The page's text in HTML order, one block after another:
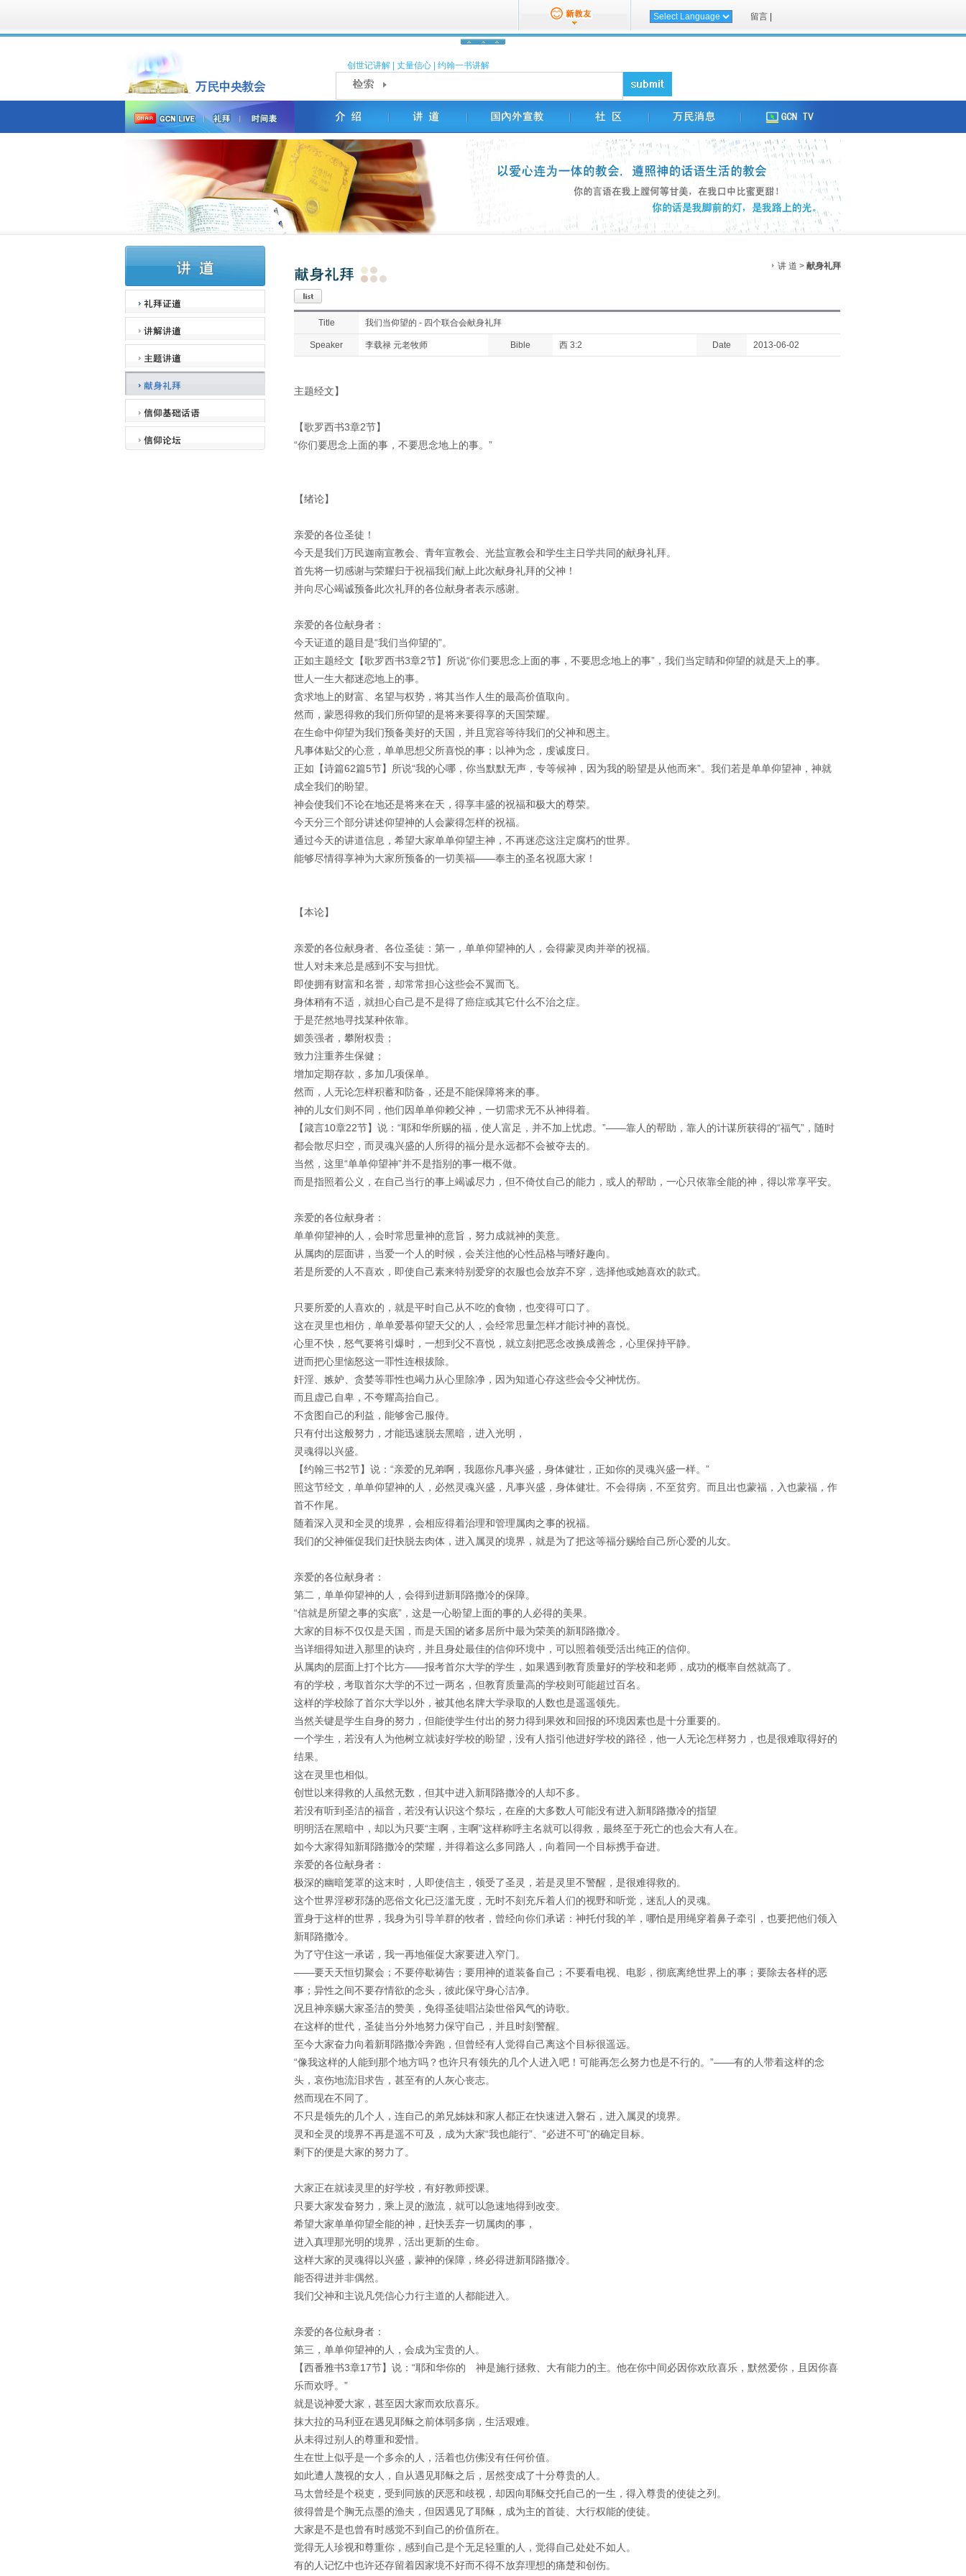
留言
创世记讲解 丈量信心 约翰一书讲解
讲 道 > 献身礼拜
Title 我们当仰望的 - 四个联合会献身礼拜
Speaker 李载禄 元老牧师 Bible 西 3:2 Date 2013-06-02
主题经文】
【歌罗西书3章2节】
“你们要思念上面的事，不要思念地上的事。”
【绪论】
亲爱的各位圣徒！
今天是我们万民迦南宣教会、青年宣教会、光盐宣教会和学生主日学共同的献身礼拜。
首先将一切感谢与荣耀归于祝福我们献上此次献身礼拜的父神！
并向尽心竭诚预备此次礼拜的各位献身者表示感谢。
亲爱的各位献身者：
今天证道的题目是“我们当仰望的”。
正如主题经文【歌罗西书3章2节】所说“你们要思念上面的事，不要思念地上的事”，我们当定睛和仰望的就是天上的事。
世人一生大都迷恋地上的事。
贪求地上的财富、名望与权势，将其当作人生的最高价值取向。
然而，蒙恩得救的我们所仰望的是将来要得享的天国荣耀。
在生命中仰望为我们预备美好的天国，并且宽容等待我们的父神和恩主。
凡事体贴父的心意，单单思想父所喜悦的事；以神为念，虔诚度日。
正如【诗篇62篇5节】所说“我的心哪，你当默默无声，专等候神，因为我的盼望是从他而来”。我们若是单单仰望神，神就
成全我们的盼望。
神会使我们不论在地还是将来在天，得享丰盛的祝福和极大的尊荣。
今天分三个部分讲述仰望神的人会蒙得怎样的祝福。
通过今天的讲道信息，希望大家单单仰望主神，不再迷恋这注定腐朽的世界。
能够尽情得享神为大家所预备的一切美福——奉主的圣名祝愿大家！
【本论】
亲爱的各位献身者、各位圣徒：第一，单单仰望神的人，会得蒙灵肉并举的祝福。
世人对未来总是感到不安与担忧。
即使拥有财富和名誉，却常常担心这些会不翼而飞。
身体稍有不适，就担心自己是不是得了癌症或其它什么不治之症。
于是茫然地寻找某种依靠。
媚羡强者，攀附权贵；
致力注重养生保健；
增加定期存款，多加几项保单。
然而，人无论怎样积蓄和防备，还是不能保障将来的事。
神的儿女们则不同，他们因单单仰赖父神，一切需求无不从神得着。
【箴言10章22节】说：“耶和华所赐的福，使人富足，并不加上忧虑。”——靠人的帮助，靠人的计谋所获得的“福气”，随时
都会散尽归空，而灵魂兴盛的人所得的福分是永远都不会被夺去的。
当然，这里“单单仰望神”并不是指别的事一概不做。
而是指照着公义，在自己当行的事上竭诚尽力，但不倚仗自己的能力，或人的帮助，一心只依靠全能的神，得以常享平安。
亲爱的各位献身者：
单单仰望神的人，会时常思量神的意旨，努力成就神的美意。
从属肉的层面讲，当爱一个人的时候，会关注他的心性品格与嗜好趣向。
若是所爱的人不喜欢，即使自己素来特别爱穿的衣服也会放弃不穿，选择他或她喜欢的款式。
只要所爱的人喜欢的，就是平时自己从不吃的食物，也变得可口了。
这在灵里也相仿，单单爱慕仰望天父的人，会经常思量怎样才能讨神的喜悦。
心里不快，怒气要将引爆时，一想到父不喜悦，就立刻把恶念改换成善念，心里保持平静。
进而把心里恼怒这一罪性连根拔除。
奸淫、嫉妒、贪婪等罪性也竭力从心里除净，因为知道心存这些会令父神忧伤。
而且虚己自卑，不夸耀高抬自己。
不贪图自己的利益，能够舍己服侍。
只有付出这般努力，才能迅速脱去黑暗，进入光明，
灵魂得以兴盛。
【约翰三书2节】说：“亲爱的兄弟啊，我愿你凡事兴盛，身体健壮，正如你的灵魂兴盛一样。”
照这节经文，单单仰望神的人，必然灵魂兴盛，凡事兴盛，身体健壮。不会得病，不至贫穷。而且出也蒙福，入也蒙福，作
首不作尾。
随着深入灵和全灵的境界，会相应得着治理和管理属肉之事的祝福。
我们的父神催促我们赶快脱去肉体，进入属灵的境界，就是为了把这等福分赐给自己所心爱的儿女。
亲爱的各位献身者：
第二，单单仰望神的人，会得到进新耶路撒冷的保障。
“信就是所望之事的实底”，这是一心盼望上面的事的人必得的美果。
大家的目标不仅仅是天国，而是天国的诸多居所中最为荣美的新耶路撒冷。
当详细得知进入那里的诀窍，并且身处最佳的信仰环境中，可以照着领受活出纯正的信仰。
从属肉的层面上打个比方——报考首尔大学的学生，如果遇到教育质量好的学校和老师，成功的概率自然就高了。
有的学校，考取首尔大学的不过一两名，但教育质量高的学校则可能超过百名。
这样的学校除了首尔大学以外，被其他名牌大学录取的人数也是遥遥领先。
当然关键是学生自身的努力，但能使学生付出的努力得到果效和回报的环境因素也是十分重要的。
一个学生，若没有人为他树立就读好学校的盼望，没有人指引他进好学校的路径，他一人无论怎样努力，也是很难取得好的
结果。
这在灵里也相似。
创世以来得救的人虽然无数，但其中进入新耶路撒冷的人却不多。
若没有听到圣洁的福音，若没有认识这个祭坛，在座的大多数人可能没有进入新耶路撒冷的指望
明明活在黑暗中，却以为只要“主啊，主啊”这样称呼主名就可以得救，最终至于死亡的也会大有人在。
如今大家得知新耶路撒冷的荣耀，并得着这么多同路人，向着同一个目标携手奋进。
亲爱的各位献身者：
极深的幽暗笼罩的这末时，人即使信主，领受了圣灵，若是灵里不警醒，是很难得救的。
这个世界淫秽邪荡的恶俗文化已泛滥无度，无时不刻充斥着人们的视野和听觉，迷乱人的灵魂。
置身于这样的世界，我身为引导羊群的牧者，曾经向你们承诺：神托付我的羊，哪怕是用绳穿着鼻子牵引，也要把他们领入
新耶路撒冷。
为了守住这一承诺，我一再地催促大家要进入窄门。
——要天天恒切聚会；不要停歇祷告；要用神的道装备自己；不要看电视、电影，彻底离绝世界上的事；要除去各样的恶
事；异性之间不要存情欲的念头，彼此保守身心洁净。
况且神亲赐大家圣洁的赞美，免得圣徒唱沾染世俗风气的诗歌。
在这样的世代，圣徒当分外地努力保守自己，并且时刻警醒。
至今大家奋力向着新耶路撒冷奔跑，但曾经有人觉得自己离这个目标很遥远。
“像我这样的人能到那个地方吗？也许只有领先的几个人进入吧！可能再怎么努力也是不行的。”——有的人带着这样的念
头，哀伤地流泪求告，甚至有的人灰心丧志。
然而现在不同了。
不只是领先的几个人，连自己的弟兄姊妹和家人都正在快速进入磐石，进入属灵的境界。
灵和全灵的境界不再是遥不可及，成为大家“我也能行”、“必进不可”的确定目标。
剩下的便是大家的努力了。
大家正在就读灵里的好学校，有好教师授课。
只要大家发奋努力，乘上灵的激流，就可以急速地得到改变。
希望大家单单仰望全能的神，赶快丢弃一切属肉的事，
进入真理那光明的境界，活出更新的生命。
这样大家的灵魂得以兴盛，蒙神的保障，终必得进新耶路撒冷。
能否得进并非偶然。
我们父神和主说凡凭信心力行主道的人都能进入。
亲爱的各位献身者：
第三，单单仰望神的人，会成为宝贵的人。
【西番雅书3章17节】说：“耶和华你的 神是施行拯救、大有能力的主。他在你中间必因你欢欣喜乐，默然爱你，且因你喜
乐而欢呼。”
就是说神爱大家，甚至因大家而欢欣喜乐。
抹大拉的马利亚在遇见耶稣之前体弱多病，生活艰难。
从未得过别人的尊重和爱惜。
生在世上似乎是一个多余的人，活着也仿佛没有任何价值。
如此遭人蔑视的女人，自从遇见耶稣之后，居然变成了十分尊贵的人。
马太曾经是个税吏，受到同族的厌恶和歧视，却因向耶稣交托自己的一生，得入尊贵的使徒之列。
彼得曾是个胸无点墨的渔夫，但因遇见了耶稣，成为主的首徒、大行权能的使徒。
大家是不是也曾有时感觉不到自己的价值所在。
觉得无人珍视和尊重你，感到自己是个无足轻重的人，觉得自己处处不如人。
有的人记忆中也许还存留着因家境不好而不得不放弃理想的痛楚和创伤。